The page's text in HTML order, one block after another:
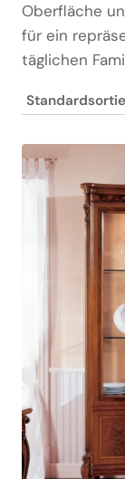
Oberfläche
für ein
täglichen